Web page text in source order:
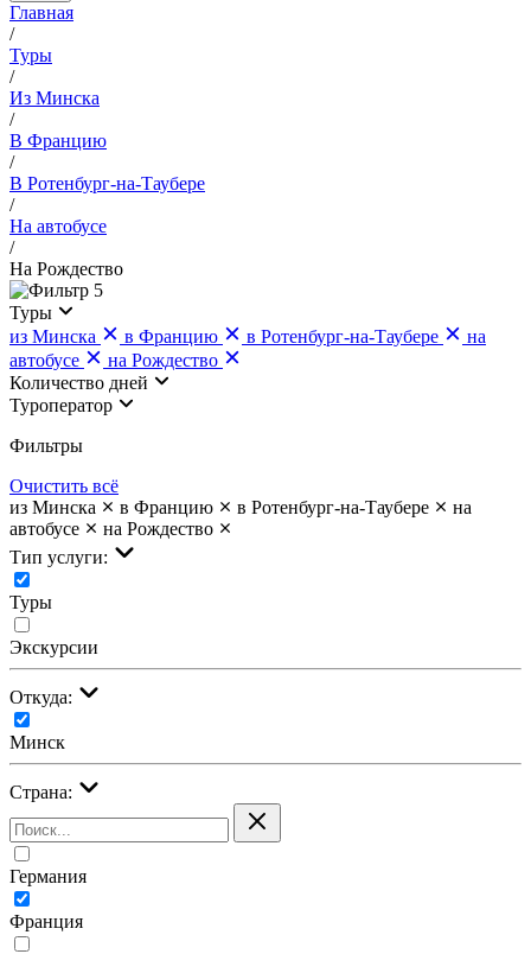
Главная
/
Туры
/
Из Минска
/
В Францию
/
В Ротенбург-на-Таубере
/
На автобусе
/
На Рождество
5
Туры
из Минска
в Францию в Ротенбург-на-Таубере
на
автобусе
на Рождество
Количество дней
Туроператор
Фильтры
Очистить всё
из Минска
в Францию в Ротенбург-на-Таубере
на
автобусе
на Рождество
Тип услуги:
Туры
Экскурсии
Откуда:
Минск
Страна:
Германия
Франция